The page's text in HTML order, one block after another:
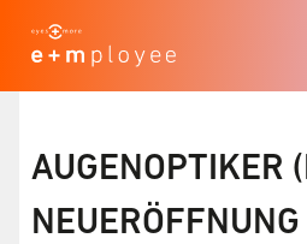
AUGENOPTIKER
NEUERÖFFNUNG